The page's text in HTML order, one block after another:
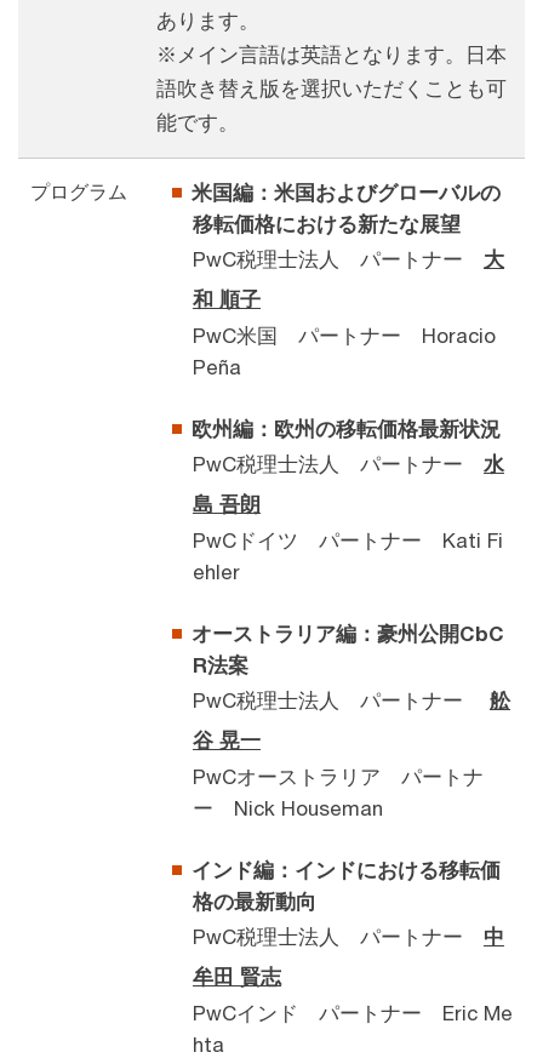
あります。
※メイン言語は英語となります。日本
語吹き替え版を選択いただくことも可
能です。
プログラム
米国編：米国およびグローバルの
移転価格における新たな展望
PwC税理士法人 パートナー 大
和 順子
PwC米国 パートナー Horacio
Peña
欧州編：欧州の移転価格最新状況
PwC税理士法人 パートナー 水
島 吾朗
PwCドイツ パートナー Kati Fi
ehler
オーストラリア編：豪州公開CbC
R法案
PwC税理士法人 パートナー 舩
谷 晃一
PwCオーストラリア パートナ
ー Nick Houseman
インド編：インドにおける移転価
格の最新動向
PwC税理士法人 パートナー 中
牟田 賢志
PwCインド パートナー Eric Me
hta